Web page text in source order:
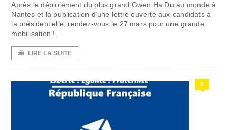
Après le déploiement du plus grand Gwen Ha Du au monde à
Nantes et la publication d’une lettre ouverte aux candidats à
la présidentielle, rendez-vous le 27 mars pour une grande
mobilisation !
LIRE LA SUITE
0